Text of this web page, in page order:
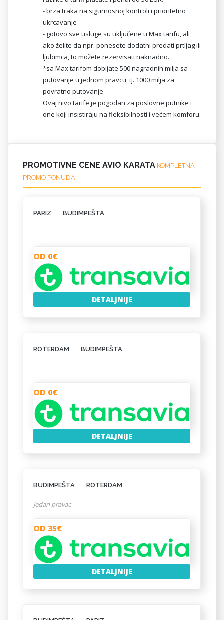
- brza traka na sigurnosnoj kontroli i prioritetno
ukrcavanje
- gotovo sve usluge su uključene u Max tarifu, ali
ako želite da npr. ponesete dodatni predati prtljag ili
ljubimca, to možete rezervisati naknadno.
*sa Max tarifom dobijate 500 nagradnih milja sa
putovanje u jednom pravcu, tj. 1000 milja za
povratno putovanje
Ovaj nivo tarife je pogodan za poslovne putnike i
one koji insistiraju na fleksibilnosti i većem komforu.
PROMOTIVNE CENE AVIO KARATA KOMPLETNA
PROMO PONUDA
PARIZ BUDIMPEŠTA
OD 0€
DETALJNIJE
ROTERDAM BUDIMPEŠTA
OD 0€
DETALJNIJE
BUDIMPEŠTA ROTERDAM
Jedan pravac
OD 35€
DETALJNIJE